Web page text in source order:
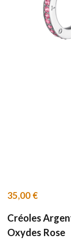
35,00 €
Créoles
Oxydes Rose